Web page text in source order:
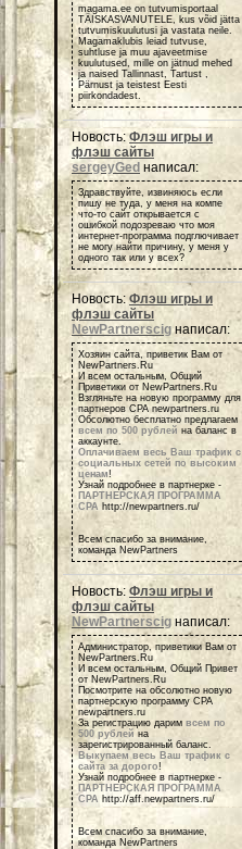
magama.ee on tutvumisportaal
TÄISKASVANUTELE, kus võid jätta
tutvumiskuulutusi ja vastata neile.
Magamaklubis leiad tutvuse,
suhtluse ja muu ajaveetmise
kuulutused, mille on jätnud mehed
ja naised Tallinnast, Tartust ,
Pärnust ja teistest Eesti
piirkondadest.
Новость:Флэш игры и
флэш сайты
sergeyGed написал:
Здравствуйте, извиняюсь если
пишу не туда, у меня на компе
что-то сайт открывается с
ошибкой подозреваю что моя
интернет-программа подглючивает
не могу найти причину, у меня у
одного так или у всех?
Новость: Флэш игры и
флэш сайты
NewPartnerscigнаписал:
Хозяин сайта, приветик Вам от
NewPartners.Ru
И всем остальным, Общий
Приветики от NewPartners.Ru
Взгляньте на новую программу для
партнеров СРА newpartners.ru
Обсолютно бесплатно предлагаем
всем по 500 рублей на баланс в
аккаунте.
Оплачиваем весь Ваш трафик с
социальных сетей по высоким
ценам!
Узнай подробнее в партнерке -
ПАРТНЕРСКАЯ ПРОГРАММА
СРА http://newpartners.ru/
Всем спасибо за внимание,
команда NewPartners
Новость: Флэш игры и
флэш сайты
NewPartnerscig написал:
Администратор, приветики Вам от
NewPartners.Ru
И всем остальным, Общий Привет
от NewPartners.Ru
Посмотрите на обсолютно новую
партнерскую программу СРА
newpartners.ru
За регистрацию дарим всем по
500 рублей на
зарегистрированный баланс.
Выкупаем весь Ваш трафик с
сайта за дорого!
Узнай подробнее в партнерке -
ПАРТНЕРСКАЯ ПРОГРАММА
СРА http://aff.newpartners.ru/
Всем спасибо за внимание,
команда NewPartners